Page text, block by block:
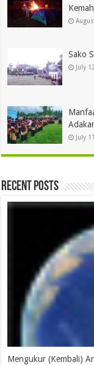
Sako
July
July
Recent Posts
Mengukur (Kembali)